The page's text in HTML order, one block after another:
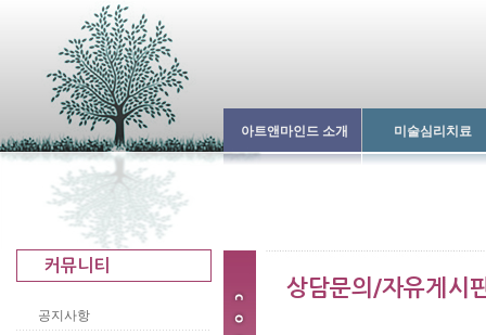
아트앤마인드 소개 미술심리치료
공지사항